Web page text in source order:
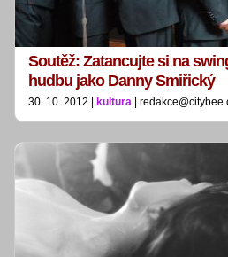
Soutěž: Zatancujte si na
hudbu jako Danny Smiřický
30. 10. 2012 | kultura |